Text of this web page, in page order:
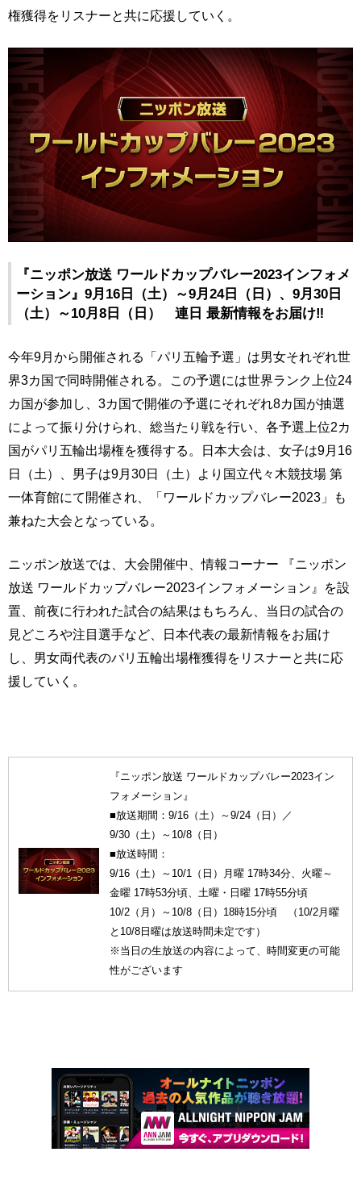
権獲得をリスナーと共に応援していく。
『ニッポン放送 ワールドカップバレー2023インフォメ
ーション』9月16日（土）～9月24日（日）、9月30日
（土）～10月8日（日） 連日 最新情報をお届け‼
今年9月から開催される「パリ五輪予選」は男女それぞれ世
界3カ国で同時開催される。この予選には世界ランク上位24
カ国が参加し、3カ国で開催の予選にそれぞれ8カ国が抽選
によって振り分けられ、総当たり戦を行い、各予選上位2カ
国がパリ五輪出場権を獲得する。日本大会は、女子は9月16
日（土）、男子は9月30日（土）より国立代々木競技場 第
一体育館にて開催され、「ワールドカップバレー2023」も
兼ねた大会となっている。
ニッポン放送では、大会開催中、情報コーナー 『ニッポン
放送 ワールドカップバレー2023インフォメーション』を設
置、前夜に行われた試合の結果はもちろん、当日の試合の
見どころや注目選手など、日本代表の最新情報をお届け
し、男女両代表のパリ五輪出場権獲得をリスナーと共に応
援していく。
『ニッポン放送 ワールドカップバレー2023イン
フォメーション』
■放送期間：9/16（土）～9/24（日）／
9/30（土）～10/8（日）
■放送時間：
9/16（土）～10/1（日）月曜 17時34分、火曜～
金曜 17時53分頃、土曜・日曜 17時55分頃
10/2（月）～10/8（日）18時15分頃 （10/2月曜
と10/8日曜は放送時間未定です）
※当日の生放送の内容によって、時間変更の可能
性がございます